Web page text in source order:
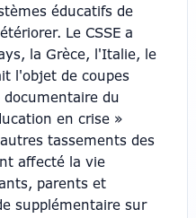
éducatifs de
Le CSSE a
la Grèce, l'Italie, le
l'objet de coupes
du
en crise »
tassements des
affecté la vie
parents et
supplémentaire sur